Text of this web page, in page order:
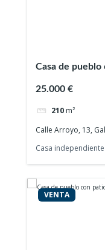
Casa de pueblo
25.000 €
210 m²
Calle Arroyo, 13,
Casa independiente
VENTA